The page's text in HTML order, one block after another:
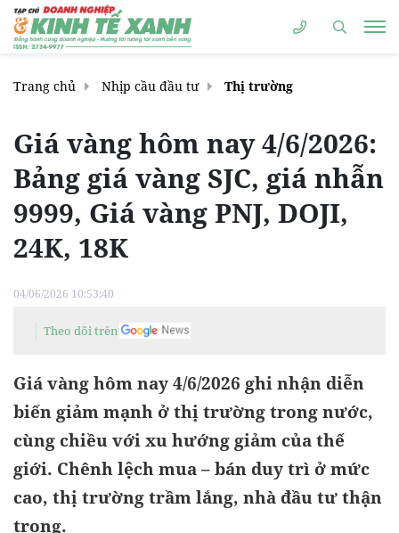
Trang chủ Nhịp cầu đầu tư Thị trường
Giá vàng hôm nay 4/6/2026:
Bảng giá vàng SJC, giá nhẫn
9999, Giá vàng PNJ, DOJI,
24K, 18K
04/06/2026 10:53:40
Theo dõi trên
Giá vàng hôm nay 4/6/2026 ghi nhận diễn
biến giảm mạnh ở thị trường trong nước,
cùng chiều với xu hướng giảm của thế
giới. Chênh lệch mua – bán duy trì ở mức
cao, thị trường trầm lắng, nhà đầu tư thận
trọng.